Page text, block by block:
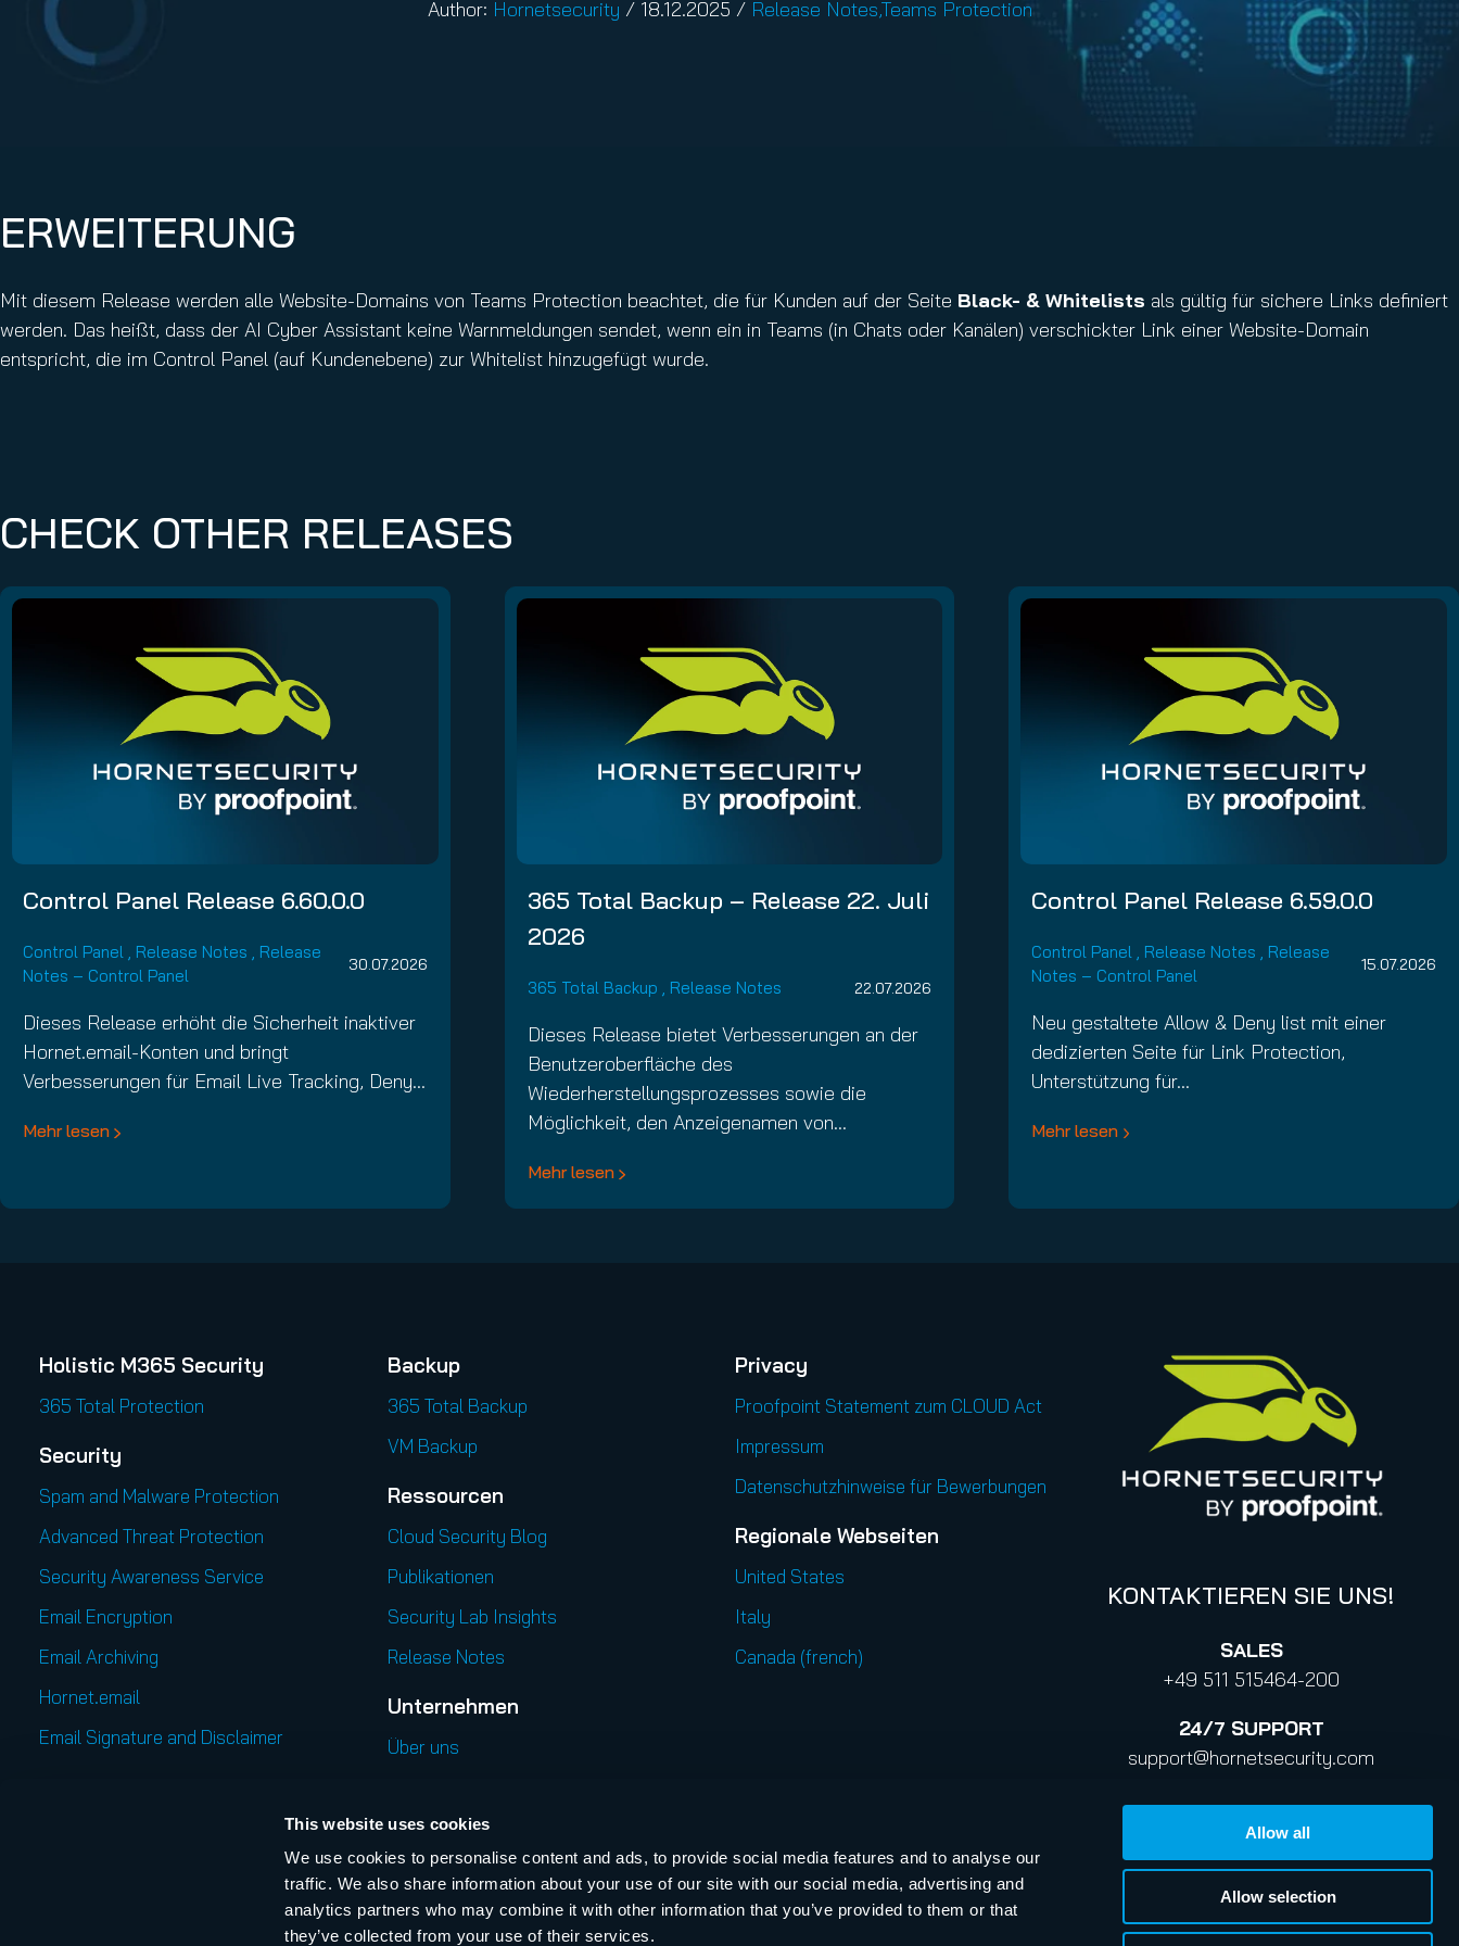
This website uses cookies
We use cookies to personalise content and ads, to provide social media features and to analyse our
traffic. We also share information about your use of our site with our social media, advertising and
analytics partners who may combine it with other information that you’ve provided to them or that
they’ve collected from your use of their services.
Allow all
Allow selection
Email Continuity Service
Author: Hornetsecurity / 18.12.2025 / Release NotesTeams Protection
ERWEITERUNG
Mit diesem Release werden alle Website-Domains von Teams Protection beachtet, die für Kunden auf der Seite Black- & Whitelists als gültig für sichere Links definiert
werden. Das heißt, dass der AI Cyber Assistant keine Warnmeldungen sendet, wenn ein in Teams (in Chats oder Kanälen) verschickter Link einer Website-Domain
entspricht, die im Control Panel (auf Kundenebene) zur Whitelist hinzugefügt wurde.
CHECK OTHER RELEASES
Control Panel Release 6.60.0.0
Control Panel , Release Notes , Release
Notes – Control Panel
30.07.2026
Dieses Release erhöht die Sicherheit inaktiver
Hornet.email-Konten und bringt
Verbesserungen für Email Live Tracking, Deny…
Mehr lesen
365 Total Backup – Release 22. Juli
2026
365 Total Backup , Release Notes 22.07.2026
Dieses Release bietet Verbesserungen an der
Benutzeroberfläche des
Wiederherstellungsprozesses sowie die
Möglichkeit, den Anzeigenamen von…
Mehr lesen
Control Panel Release 6.59.0.0
Control Panel , Release Notes , Release
Notes – Control Panel
15.07.2026
Neu gestaltete Allow & Deny list mit einer
dedizierten Seite für Link Protection,
Unterstützung für…
Mehr lesen
Holistic M365 Security
365 Total Protection
Security
Spam and Malware Protection
Advanced Threat Protection
Security Awareness Service
Email Encryption
Email Archiving
Hornet.email
Email Signature and Disclaimer
Backup
365 Total Backup
VM Backup
Ressourcen
Cloud Security Blog
Publikationen
Security Lab Insights
Release Notes
Unternehmen
Über uns
Karriere
Management
Online Events & Webinare
Privacy
Proofpoint Statement zum CLOUD Act
Impressum
Datenschutzhinweise für Bewerbungen
Regionale Webseiten
United States
Italy
Canada (french)
KONTAKTIEREN SIE UNS!
SALES
+49 511 515464-200
24/7 SUPPORT
support@hornetsecurity.com
info@hornetsecurity.com